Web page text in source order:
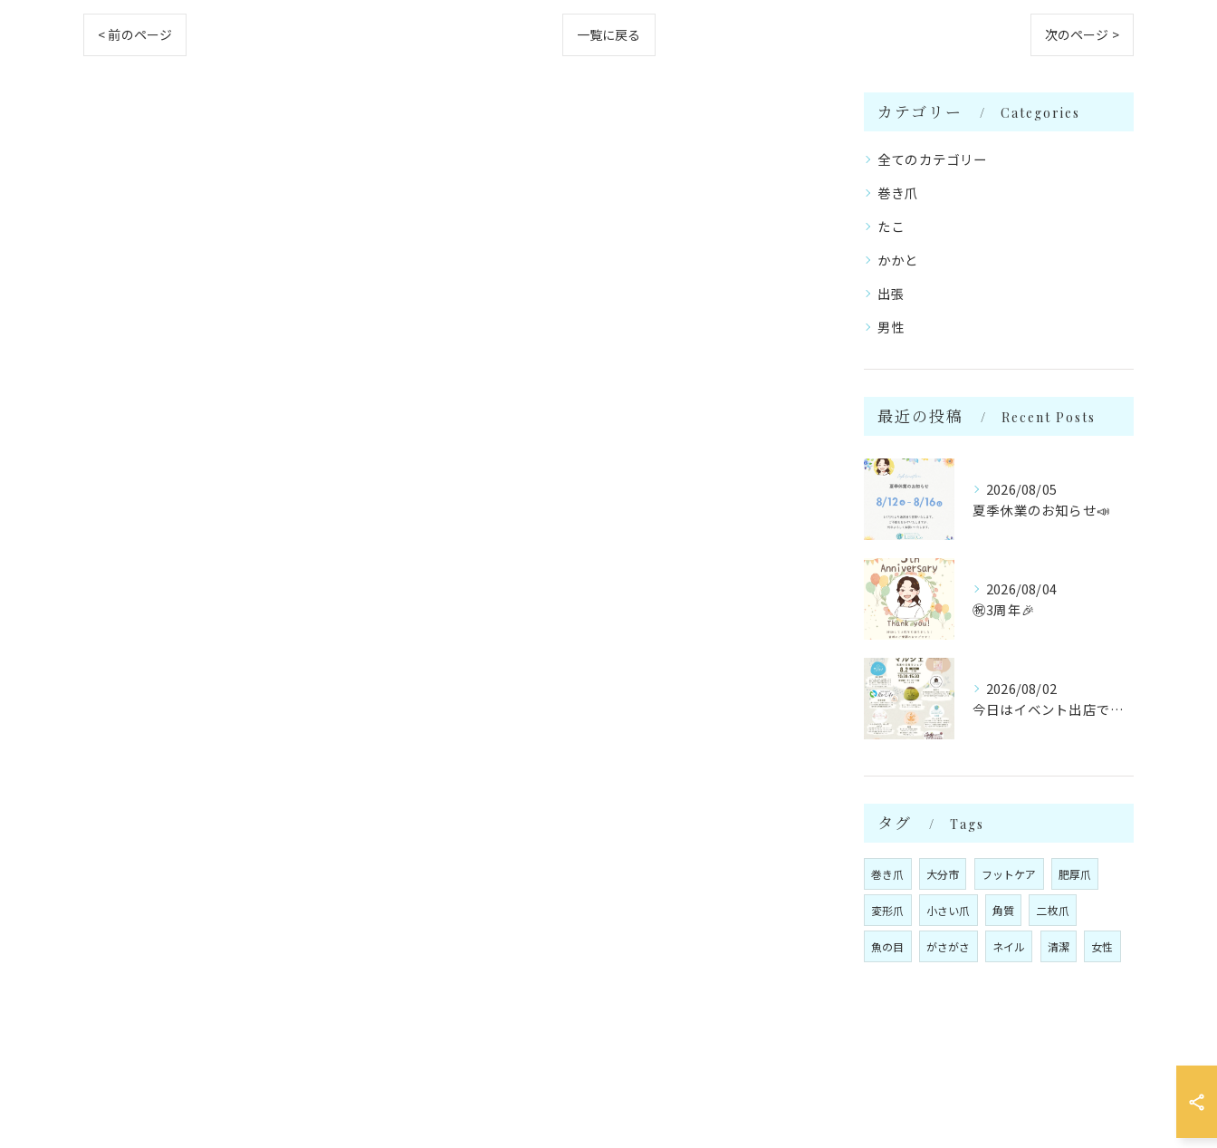
< 前のページ 一覧に戻る 次のページ >
カテゴリー Categories
全てのカテゴリー
巻き爪
たこ
かかと
出張
男性
最近の投稿 Recent Posts
2026/08/05
夏季休業のお知らせ📣
2026/08/04
㊗️3周年🎉
2026/08/02
今日はイベント出店です🌻
タグ Tags
巻き爪 大分市 フットケア 肥厚爪
変形爪 小さい爪 角質 二枚爪
魚の目 がさがさ ネイル 清潔 女性